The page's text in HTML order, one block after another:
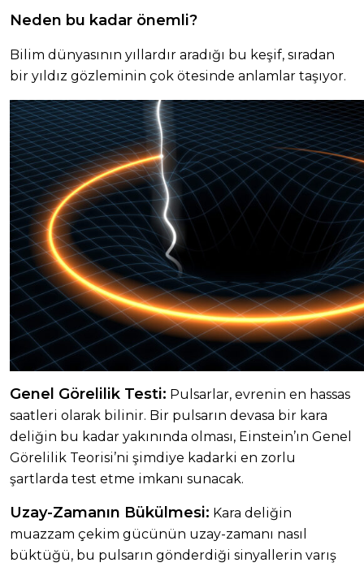
Neden bu kadar önemli?
Bilim dünyasının yıllardır aradığı bu keşif, sıradan
bir yıldız gözleminin çok ötesinde anlamlar taşıyor.
Genel Görelilik Testi: Pulsarlar, evrenin en hassas
saatleri olarak bilinir. Bir pulsarın devasa bir kara
deliğin bu kadar yakınında olması, Einstein’ın Genel
Görelilik Teorisi’ni şimdiye kadarki en zorlu
şartlarda test etme imkanı sunacak.
Uzay-Zamanın Bükülmesi: Kara deliğin
muazzam çekim gücünün uzay-zamanı nasıl
büktüğü, bu pulsarın gönderdiği sinyallerin varış